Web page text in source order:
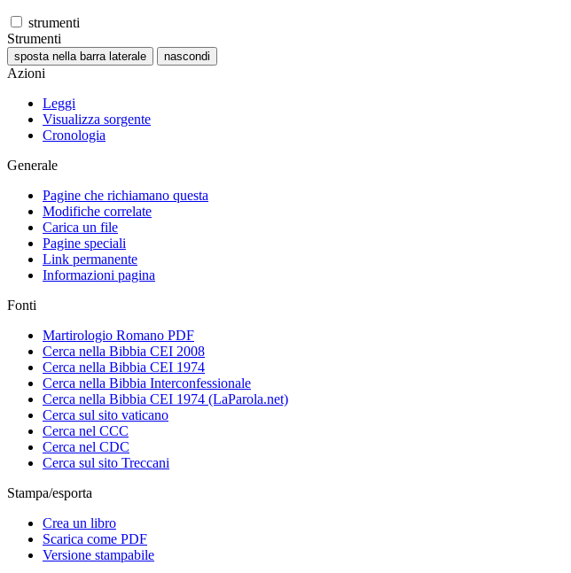
strumenti
Strumenti
sposta nella barra laterale nascondi
Azioni
Leggi
Visualizza sorgente
Cronologia
Generale
Pagine che richiamano questa
Modifiche correlate
Carica un file
Pagine speciali
Link permanente
Informazioni pagina
Fonti
Martirologio Romano PDF
Cerca nella Bibbia CEI 2008
Cerca nella Bibbia CEI 1974
Cerca nella Bibbia Interconfessionale
Cerca nella Bibbia CEI 1974 (LaParola.net)
Cerca sul sito vaticano
Cerca nel CCC
Cerca nel CDC
Cerca sul sito Treccani
Stampa/esporta
Crea un libro
Scarica come PDF
Versione stampabile